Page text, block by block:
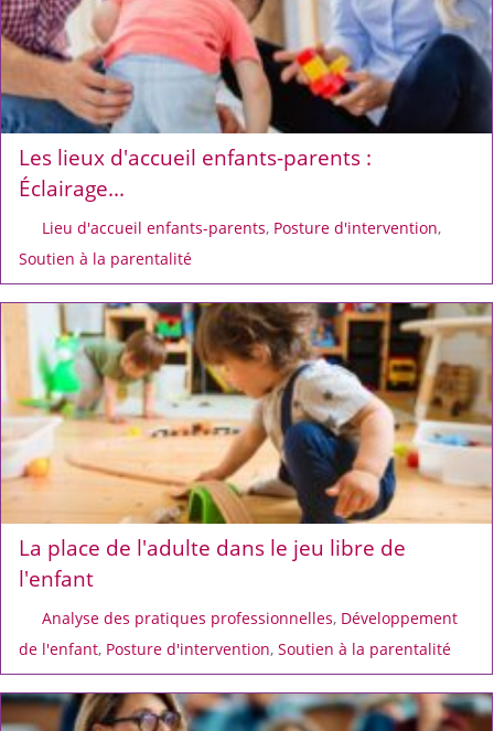
Les lieux d'accueil enfants-parents :
Éclairage...
Lieu d'accueil enfants-parents, Posture d'intervention,
Soutien à la parentalité
La place de l'adulte dans le jeu libre de
l'enfant
Analyse des pratiques professionnelles, Développement
de l'enfant, Posture d'intervention, Soutien à la parentalité